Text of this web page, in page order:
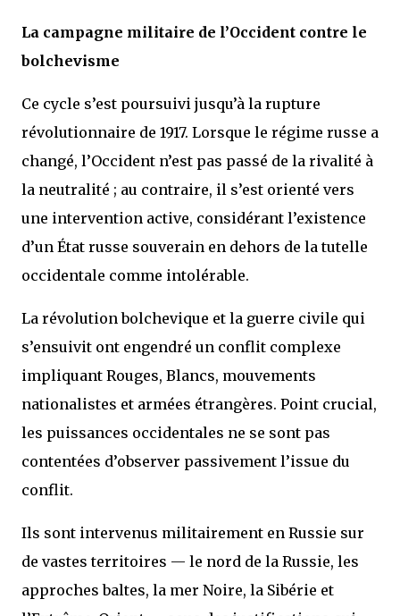
La campagne militaire de l’Occident contre le
bolchevisme
Ce cycle s’est poursuivi jusqu’à la rupture
révolutionnaire de 1917. Lorsque le régime russe a
changé, l’Occident n’est pas passé de la rivalité à
la neutralité ; au contraire, il s’est orienté vers
une intervention active, considérant l’existence
d’un État russe souverain en dehors de la tutelle
occidentale comme intolérable.
La révolution bolchevique et la guerre civile qui
s’ensuivit ont engendré un conflit complexe
impliquant Rouges, Blancs, mouvements
nationalistes et armées étrangères. Point crucial,
les puissances occidentales ne se sont pas
contentées d’observer passivement l’issue du
conflit.
Ils sont intervenus militairement en Russie sur
de vastes territoires — le nord de la Russie, les
approches baltes, la mer Noire, la Sibérie et